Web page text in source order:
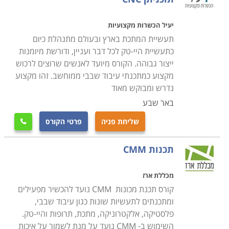
יעיל הכשרות מקצועיות
תעשיית המתכת בארץ ובעולם מתנהלת כיום
כתעשיית היי-טק לכל דבר ועניין, ודורשת מיומנות
ייצור גבוהה. הקורס מיועד לאנשים שרוצים לרכוש
מקצוע כמתכנתי עיבוד שבבי ממוחשב. זהו מקצוע
נדרש ומבוקש מאוד
באר שבע
שליחת פניה פרטי הקורס 
תכנות CMM
מכללת ארז
קורס תכנת מכונות CMM נועד להכשיר מפעילים
ומתכנתים לתעשיות שונות כגון עיבוד שבבי,
פלסטיקה, אלקטרוניקה, מתכת, תרופות והיי-טק.
השימוש ב- CMM נועד על מנת לשמור על איכות